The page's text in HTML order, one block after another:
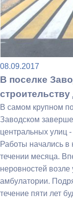
08.09.2017
В поселке
В самом крупном
Заводском
центральных улиц
Работы начались
течении месяца.
неровностей
амбулатории.
течение пяти лет